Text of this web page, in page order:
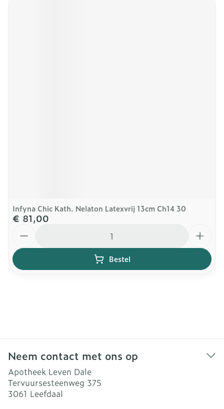
Infyna Chic Kath. Nelaton Latexvrij 13cm Ch14 30
€ 81,00
Bestel
Neem contact met ons op
Apotheek Leven Dale
Tervuursesteenweg 375
3061 Leefdaal